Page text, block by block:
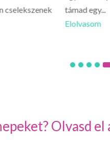
cselekszenek
támad egy...
Elolvasom
Olvasd